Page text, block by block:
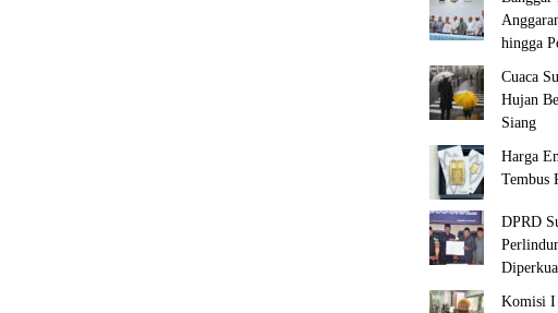
hingga
Cuaca
Hujan
Siang
Harga
Tembus
DPRD
Komisi I